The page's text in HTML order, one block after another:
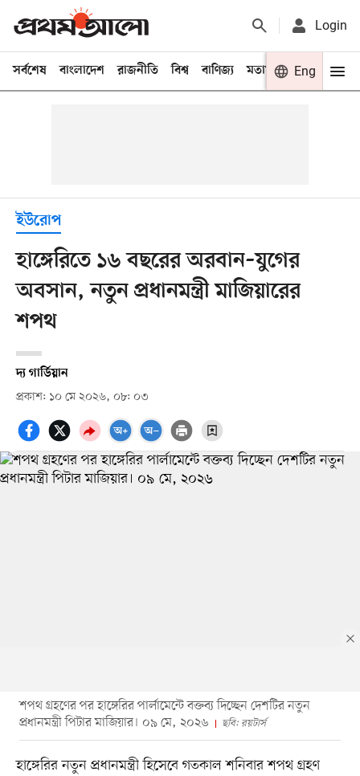
Login
সর্বশেষ বাংলাদেশ রাজনীতি বিশ্ব বাণিজ্য মতামত খেলা
Eng
ইউরোপ
হাঙ্গেরিতে ১৬ বছরের অরবান–যুগের
অবসান, নতুন প্রধানমন্ত্রী মাজিয়ারের
শপথ
দ্য গার্ডিয়ান
প্রকাশ: ১০ মে ২০২৬, ০৮: ০৩
শপথ গ্রহণের পর হাঙ্গেরির পার্লামেন্টে বক্তব্য দিচ্ছেন দেশটির নতুন
প্রধানমন্ত্রী পিটার মাজিয়ার। ০৯ মে, ২০২৬
ছবি: রয়টার্স
হাঙ্গেরির নতুন প্রধানমন্ত্রী হিসেবে গতকাল শনিবার শপথ গ্রহণ